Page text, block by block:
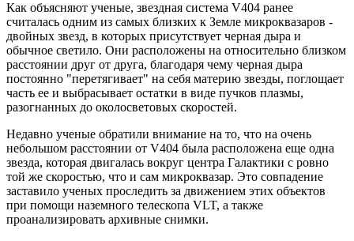
Как объясняют ученые, звездная система V404 ранее
считалась одним из самых близких к Земле микроквазаров -
двойных звезд, в которых присутствует черная дыра и
обычное светило. Они расположены на относительно близком
расстоянии друг от друга, благодаря чему черная дыра
постоянно "перетягивает" на себя материю звезды, поглощает
часть ее и выбрасывает остатки в виде пучков плазмы,
разогнанных до околосветовых скоростей.
Недавно ученые обратили внимание на то, что на очень
небольшом расстоянии от V404 была расположена еще одна
звезда, которая двигалась вокруг центра Галактики с ровно
той же скоростью, что и сам микроквазар. Это совпадение
заставило ученых проследить за движением этих объектов
при помощи наземного телескопа VLT, а также
проанализировать архивные снимки.